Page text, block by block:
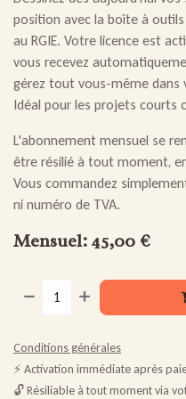
position avec la boîte à
au RGIE. Votre licence est
vous recevez
gérez tout vous-même dans
Idéal pour les projets courts
L'abonnement mensuel se
être résilié à tout moment,
Vous commandez
ni numéro de TVA.
Mensuel: 45,00 €
Conditions générales
⚡ Activation immédiate après
🔓 Résiliable à tout moment via